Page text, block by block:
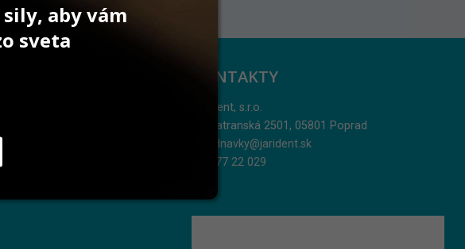
KONTAKTY
Jarident, s.r.o.
Podtatranská 2501, 05801 Poprad
objednavky@jarident.sk
052/77 22 029
aby vám
sveta